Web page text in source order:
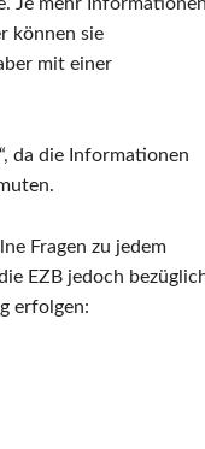
können sie
mit einer
da die Informationen
Fragen zu jedem
EZB jedoch
erfolgen: